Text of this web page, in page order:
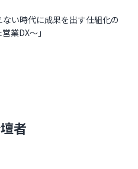
い時代に成果を出す仕組化の
業DX～｣
者